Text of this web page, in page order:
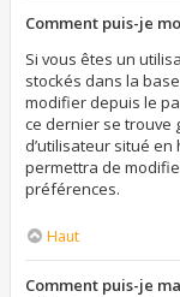
Comment puis-je
Si vous êtes un
stockés dans la
modifier depuis le
ce dernier se trouve
d’utilisateur situé
permettra de
préférences.
Haut
Comment puis-je